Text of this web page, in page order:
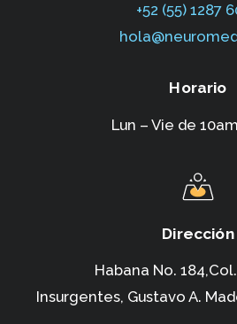
+52 (55) 1287
Horario
Lun – Vie de
Dirección
Habana No.
Insurgentes, Gustavo A.